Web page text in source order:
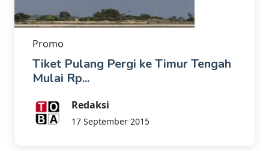
Promo
Tiket Pulang Pergi ke Timur Tengah
Mulai Rp...
Redaksi
17 September 2015